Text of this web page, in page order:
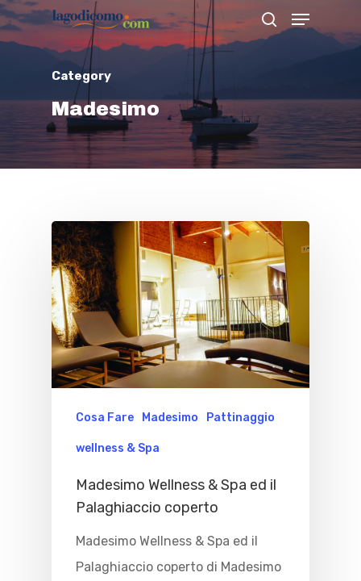
Hit enter to search or ESC to close
Category
Madesimo
Cosa Fare Madesimo Pattinaggio
wellness & Spa
Madesimo Wellness & Spa ed il
Palaghiaccio coperto
Madesimo Wellness & Spa ed il
Palaghiaccio coperto di Madesimo